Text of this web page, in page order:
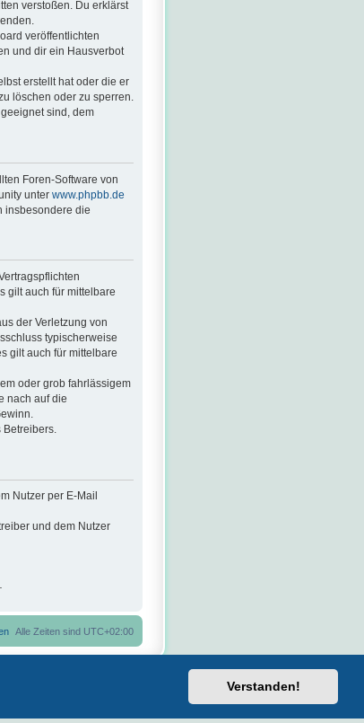
Verstanden!
verstoßen. Du erklärst
veröffentlichten
und dir ein Hausverbot
erstellt hat oder die er
löschen oder zu sperren.
sind, dem
Foren-Software von
unter www.phpbb.de
insbesondere die
gilt auch für mittelbare
der Verletzung von
typischerweise
gilt auch für mittelbare
oder grob fahrlässigem
nach auf die
Betreibers.
Nutzer per E-Mail
und dem Nutzer
Alle Zeiten sind UTC+02:00